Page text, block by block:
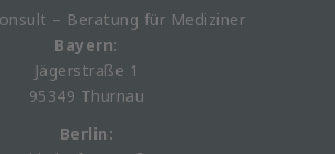
– Beratung für Mediziner
Bayern:
Jägerstraße 1
95349 Thurnau
Berlin: